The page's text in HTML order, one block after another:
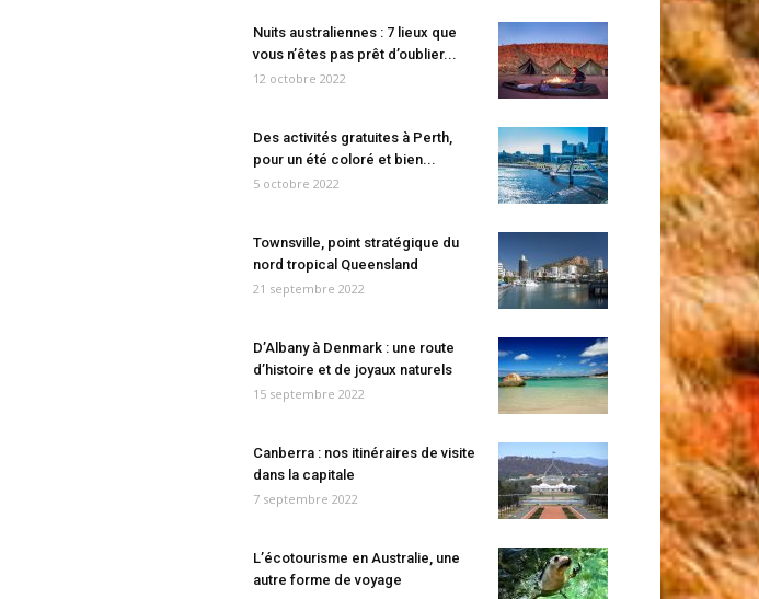
Nuits australiennes : 7 lieux que
vous n’êtes pas prêt d’oublier...
12 octobre 2022
Des activités gratuites à Perth,
pour un été coloré et bien...
5 octobre 2022
Townsville, point stratégique du
nord tropical Queensland
21 septembre 2022
D’Albany à Denmark : une route
d’histoire et de joyaux naturels
15 septembre 2022
Canberra : nos itinéraires de visite
dans la capitale
7 septembre 2022
L’écotourisme en Australie, une
autre forme de voyage